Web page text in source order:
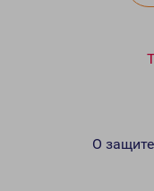
О